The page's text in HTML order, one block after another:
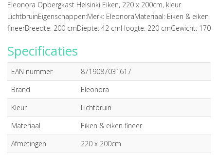
Eleonora Opbergkast Helsinki Eiken, 220 x 200cm, kleur
LichtbruinEigenschappen:Merk: EleonoraMateriaal: Eiken & eiken
fineerBreedte: 200 cmDiepte: 42 cmHoogte: 220 cmGewicht: 170
Specificaties
EAN nummer
8719087031617
Brand
Eleonora
Kleur
Lichtbruin
Materiaal
Eiken & eiken fineer
Afmetingen
220 x 200cm